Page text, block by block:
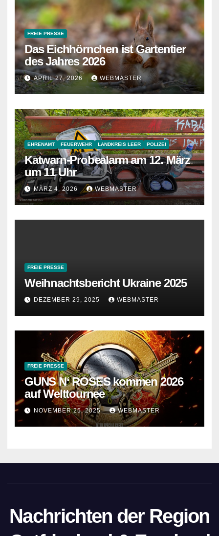
FREIE PRESSE
Das Eichhörnchen ist Gartentier
des Jahres 2026
APRIL 27, 2026 WEBMASTER
EHRENAMT FEUERWEHR LANDKREIS LEER POLIZEI
Katwarn-Probealarm am 12. März
um 11 Uhr
MÄRZ 4, 2026 WEBMASTER
FREIE PRESSE
Weihnachtsbericht Ukraine 2025
DEZEMBER 29, 2025 WEBMASTER
FREIE PRESSE
GUNS N‘ ROSES kommen 2026
auf Welttournee
NOVEMBER 25, 2025 WEBMASTER
Nachrichten der Region